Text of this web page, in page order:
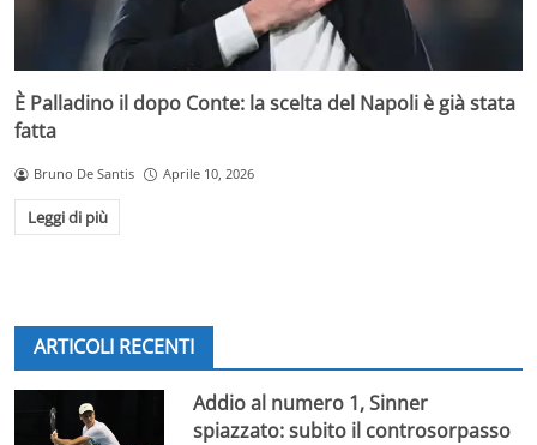
È Palladino il dopo Conte: la scelta del Napoli è già stata
fatta
Bruno De Santis Aprile 10, 2026
Leggi di più
ARTICOLI RECENTI
Addio al numero 1, Sinner
spiazzato: subito il controsorpasso